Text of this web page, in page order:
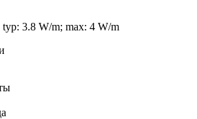
typ: 3.8 W/m; max: 4 W/m